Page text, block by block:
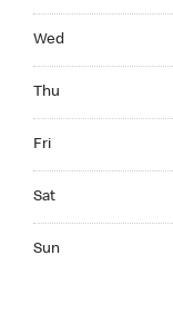
Wed
Thu
Fri
Sat
Sun